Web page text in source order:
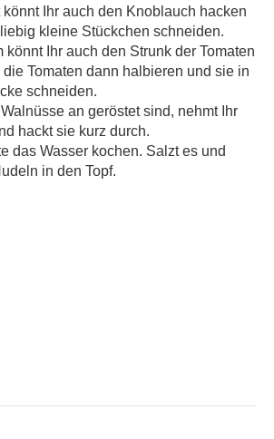
könnt Ihr auch den Knoblauch hacken
kleine Stückchen schneiden.
könnt Ihr auch den Strunk der Tomaten
die Tomaten dann halbieren und sie in
schneiden.
an geröstet sind, nehmt Ihr
hackt sie kurz durch.
das Wasser kochen. Salzt es und
in den Topf.